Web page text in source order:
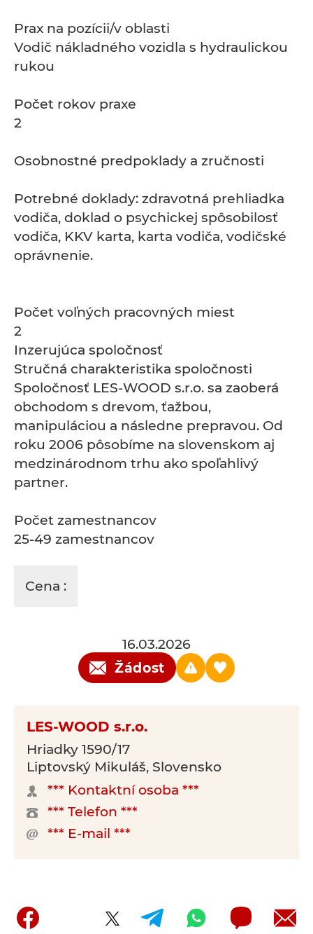
Prax na pozícii/v oblasti
Vodič nákladného vozidla s hydraulickou
rukou
Počet rokov praxe
2
Osobnostné predpoklady a zručnosti
Potrebné doklady: zdravotná prehliadka
vodiča, doklad o psychickej spôsobilosť
vodiča, KKV karta, karta vodiča, vodičské
oprávnenie.
Počet voľných pracovných miest
2
Inzerujúca spoločnosť
Stručná charakteristika spoločnosti
Spoločnosť LES-WOOD s.r.o. sa zaoberá
obchodom s drevom, ťažbou,
manipuláciou a následne prepravou. Od
roku 2006 pôsobíme na slovenskom aj
medzinárodnom trhu ako spoľahlivý
partner.
Počet zamestnancov
25-49 zamestnancov
Cena :
16.03.2026
Žádost
LES-WOOD s.r.o.
Hriadky 1590/17
Liptovský Mikuláš, Slovensko
*** Kontaktní osoba ***
*** Telefon ***
*** E-mail ***